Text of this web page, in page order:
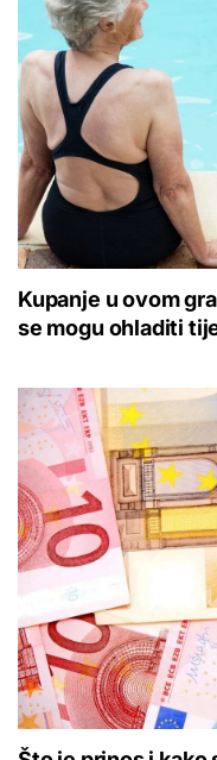
Kupanje u ovom
se mogu ohladiti